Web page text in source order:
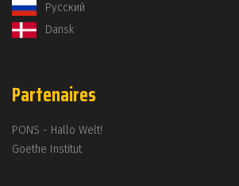
Русский
Dansk
Partenaires
PONS - Hallo Welt!
Goethe Institut